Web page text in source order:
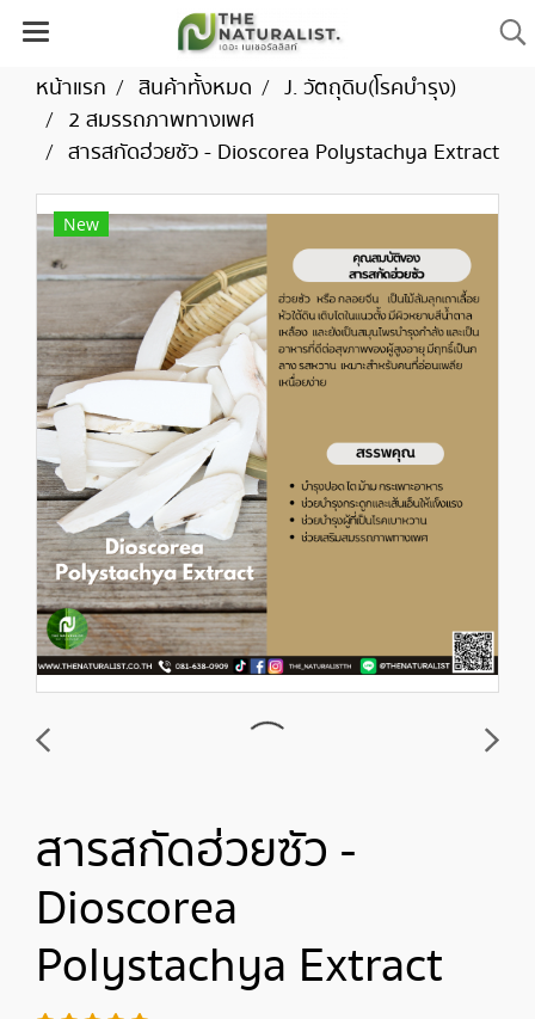
หน้าแรก สินค้าทั้งหมด
J. วัตถุดิบ(โรคบำรุง)
2 สมรรถภาพทางเพศ
สารสกัดฮ่วยซัว - Dioscorea Polystachya Extract
New
สารสกัดฮ่วยซัว -
Dioscorea
Polystachya Extract